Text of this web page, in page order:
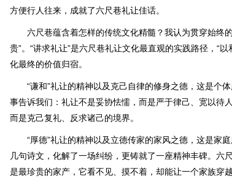
方便行人往来，成就了六尺巷礼让佳话。
六尺巷蕴含着怎样的传统文化精髓？我认为贯穿始终的
贵”。“讲求礼让”是六尺巷礼让文化最直观的实践路径，“
化最终的价值归宿。
“谦和”礼让的精神以及克己自律的修身之德，这是个体
事告诉我们：礼让不是妥协怯懦，而是严于律己、宽以待
而是克己复礼、反求诸己的境界。
“厚德”礼让的精神以及立德传家的家风之德，这是家庭
几句诗文，化解了一场纠纷，更铸就了一座精神丰碑。六
是最珍贵的家产，它看不见、摸不着，却能让一个家族穿